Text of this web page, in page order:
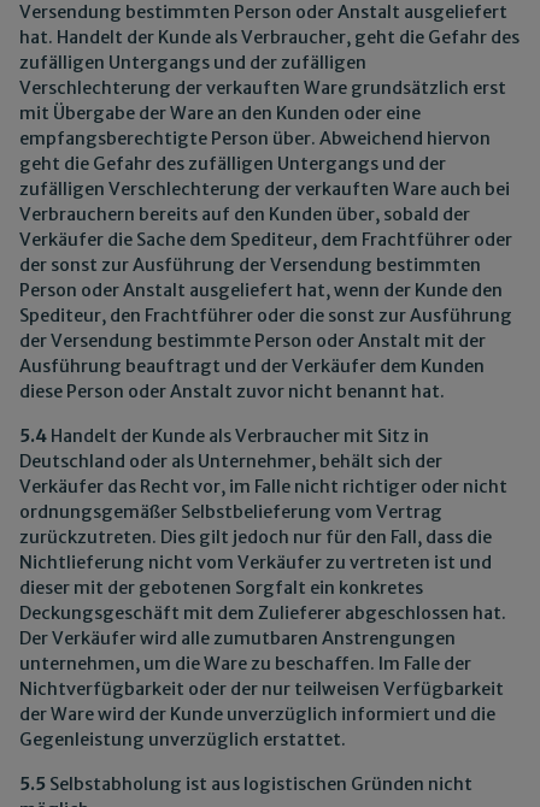
Versendung bestimmten Person oder Anstalt ausgeliefert
hat. Handelt der Kunde als Verbraucher, geht die Gefahr des
zufälligen Untergangs und der zufälligen
Verschlechterung der verkauften Ware grundsätzlich erst
mit Übergabe der Ware an den Kunden oder eine
empfangsberechtigte Person über. Abweichend hiervon
geht die Gefahr des zufälligen Untergangs und der
zufälligen Verschlechterung der verkauften Ware auch bei
Verbrauchern bereits auf den Kunden über, sobald der
Verkäufer die Sache dem Spediteur, dem Frachtführer oder
der sonst zur Ausführung der Versendung bestimmten
Person oder Anstalt ausgeliefert hat, wenn der Kunde den
Spediteur, den Frachtführer oder die sonst zur Ausführung
der Versendung bestimmte Person oder Anstalt mit der
Ausführung beauftragt und der Verkäufer dem Kunden
diese Person oder Anstalt zuvor nicht benannt hat.
5.4 Handelt der Kunde als Verbraucher mit Sitz in
Deutschland oder als Unternehmer, behält sich der
Verkäufer das Recht vor, im Falle nicht richtiger oder nicht
ordnungsgemäßer Selbstbelieferung vom Vertrag
zurückzutreten. Dies gilt jedoch nur für den Fall, dass die
Nichtlieferung nicht vom Verkäufer zu vertreten ist und
dieser mit der gebotenen Sorgfalt ein konkretes
Deckungsgeschäft mit dem Zulieferer abgeschlossen hat.
Der Verkäufer wird alle zumutbaren Anstrengungen
unternehmen, um die Ware zu beschaffen. Im Falle der
Nichtverfügbarkeit oder der nur teilweisen Verfügbarkeit
der Ware wird der Kunde unverzüglich informiert und die
Gegenleistung unverzüglich erstattet.
5.5 Selbstabholung ist aus logistischen Gründen nicht